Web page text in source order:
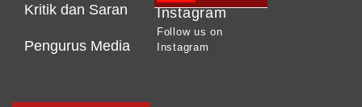
Kritik dan Saran
Pengurus Media
Instagram
Follow us on
Instagram